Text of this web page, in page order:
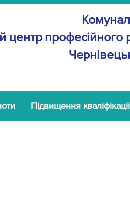
центр професійного
Підвищення кваліфікації